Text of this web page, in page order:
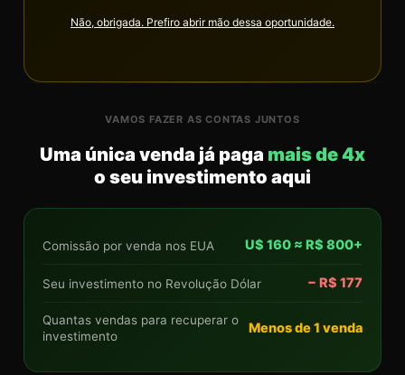
Não, obrigada. Prefiro abrir mão dessa oportunidade.
VAMOS FAZER AS CONTAS JUNTOS
Uma única venda já paga mais de 4x
o seu investimento aqui
Comissão por venda nos EUA U$ 160 ≈ R$ 800+
Seu investimento no Revolução Dólar − R$ 177
Quantas vendas para recuperar o
investimento
Menos de 1 venda